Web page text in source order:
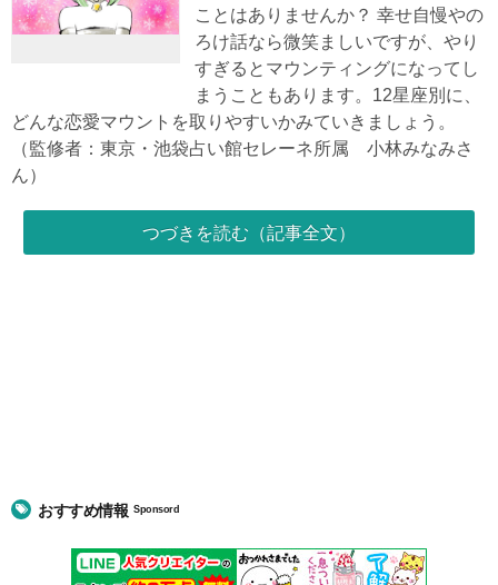
ことはありませんか？ 幸せ自慢やの
ろけ話なら微笑ましいですが、やり
すぎるとマウンティングになってし
まうこともあります。12星座別に、
どんな恋愛マウントを取りやすいかみていきましょう。
（監修者：東京・池袋占い館セレーネ所属 小林みなみさ
ん）
つづきを読む（記事全文）
おすすめ情報Sponsord